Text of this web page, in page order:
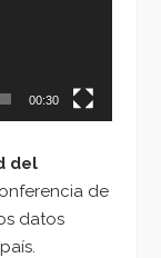
00:30
del
de
datos